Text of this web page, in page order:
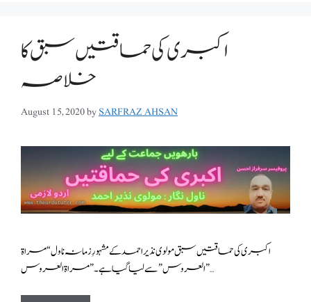
اکبری کی حماقتیں سبق کا
خلاصہ
August 15, 2020bySARFRAZ AHSAN
اکبری کی حماقتیں سبق مولوی نذیر احمد کے مشہورِ زمانہ ناول “مراۃ
العروس ” سے لیا گیا ہے۔”مراۃ العروس ” …